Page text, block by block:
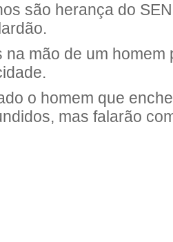
são herança do
na mão de um
o homem que
mas falarão